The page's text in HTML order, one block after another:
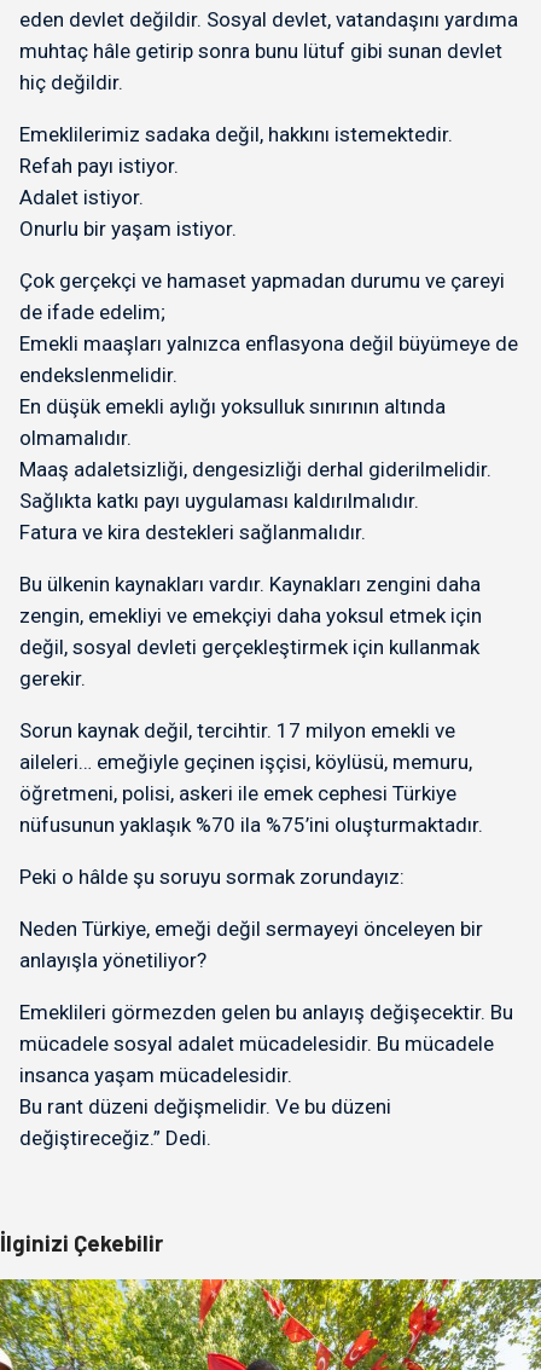
eden devlet değildir. Sosyal devlet, vatandaşını yardıma
muhtaç hâle getirip sonra bunu lütuf gibi sunan devlet
hiç değildir.
Emeklilerimiz sadaka değil, hakkını istemektedir.
Refah payı istiyor.
Adalet istiyor.
Onurlu bir yaşam istiyor.
Çok gerçekçi ve hamaset yapmadan durumu ve çareyi
de ifade edelim;
Emekli maaşları yalnızca enflasyona değil büyümeye de
endekslenmelidir.
En düşük emekli aylığı yoksulluk sınırının altında
olmamalıdır.
Maaş adaletsizliği, dengesizliği derhal giderilmelidir.
Sağlıkta katkı payı uygulaması kaldırılmalıdır.
Fatura ve kira destekleri sağlanmalıdır.
Bu ülkenin kaynakları vardır. Kaynakları zengini daha
zengin, emekliyi ve emekçiyi daha yoksul etmek için
değil, sosyal devleti gerçekleştirmek için kullanmak
gerekir.
Sorun kaynak değil, tercihtir. 17 milyon emekli ve
aileleri… emeğiyle geçinen işçisi, köylüsü, memuru,
öğretmeni, polisi, askeri ile emek cephesi Türkiye
nüfusunun yaklaşık %70 ila %75’ini oluşturmaktadır.
Peki o hâlde şu soruyu sormak zorundayız:
Neden Türkiye, emeği değil sermayeyi önceleyen bir
anlayışla yönetiliyor?
Emeklileri görmezden gelen bu anlayış değişecektir. Bu
mücadele sosyal adalet mücadelesidir. Bu mücadele
insanca yaşam mücadelesidir.
Bu rant düzeni değişmelidir. Ve bu düzeni
değiştireceğiz.” Dedi.
İlginizi Çekebilir